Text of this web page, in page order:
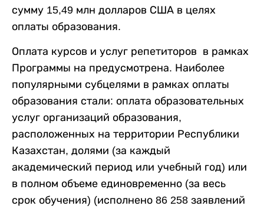
сумму 15,49 млн долларов США в целях
оплаты образования.
Оплата курсов и услуг репетиторов в рамках
Программы на предусмотрена. Наиболее
популярными субцелями в рамках оплаты
образования стали: оплата образовательных
услуг организаций образования,
расположенных на территории Республики
Казахстан, долями (за каждый
академический период или учебный год) или
в полном объеме единовременно (за весь
срок обучения) (исполнено 86 258 заявлений